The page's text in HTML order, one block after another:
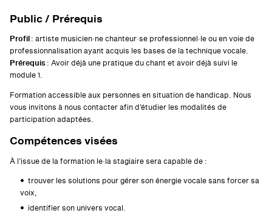
Public / Prérequis
Profil: artiste musicien·ne chanteur·se professionnel·le ou en voie de
professionnalisation ayant acquis les bases de la technique vocale.
Prérequis: Avoir déjà une pratique du chant et avoir déjà suivi le
module 1.
Formation accessible aux personnes en situation de handicap. Nous
vous invitons à nous contacter afin d’étudier les modalités de
participation adaptées.
Compétences visées
À l’issue de la formation le·la stagiaire sera capable de :
trouver les solutions pour gérer son énergie vocale sans forcer sa
voix,
identifier son univers vocal.